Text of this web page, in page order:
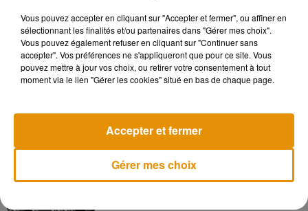
6 août 2026
Pomme emprunte le décor de l’émission
« Loups Garous » pour son...
La version réécrite de « Beautiful Day »
Vous pouvez accepter en cliquant sur "Accepter et fermer", ou affiner en
sélectionnant les finalités et/ou partenaires dans "Gérer mes choix".
Vous pouvez également refuser en cliquant sur "Continuer sans
accepter". Vos préférences ne s'appliqueront que pour ce site. Vous
pouvez mettre à jour vos choix, ou retirer votre consentement à tout
moment via le lien "Gérer les cookies" situé en bas de chaque page.
Gérer mes choix
Accepter et fermer